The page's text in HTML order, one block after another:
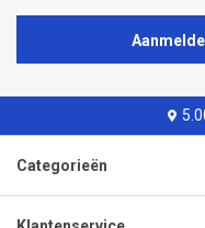
Categorieën